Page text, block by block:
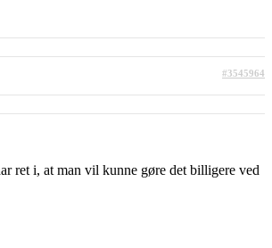
#3545964
ret i, at man vil kunne gøre det billigere ved